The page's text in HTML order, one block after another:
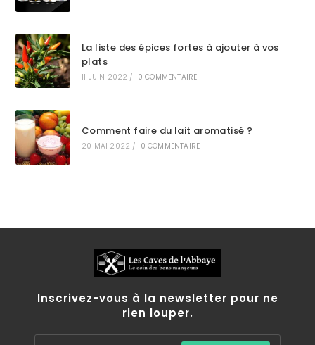
La liste des épices fortes à ajouter à vos
plats
11 JUIN 2022 / 0 COMMENTAIRE
Comment faire du lait aromatisé ?
20 MAI 2022 / 0 COMMENTAIRE
Inscrivez-vous à la newsletter pour ne
rien louper.